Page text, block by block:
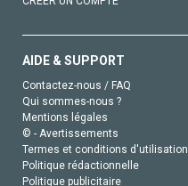
AIDE & SUPPORT
Contactez-nous / FAQ
Qui sommes-nous ?
Mentions légales
© - Avertissements
Termes et conditions d'utilisation
Politique rédactionnelle
Politique publicitaire